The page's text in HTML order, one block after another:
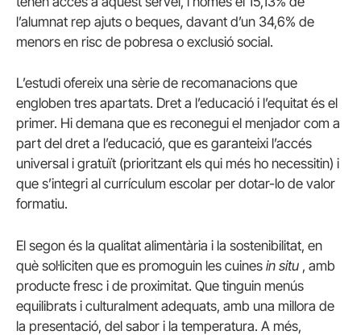
l’alumnat rep ajuts o beques, davant d’un 34,6% de
menors en risc de pobresa o exclusió social.
L’estudi ofereix una sèrie de recomanacions que
engloben tres apartats. Dret a l’educació i l’equitat és el
primer. Hi demana que es reconegui el menjador com a
part del dret a l’educació, que es garanteixi l’accés
universal i gratuït (prioritzant els qui més ho necessitin) i
que s’integri al currículum escolar per dotar-lo de valor
formatiu.
El segon és la qualitat alimentària i la sostenibilitat, en
què sol·liciten que es promoguin les cuines in situ , amb
producte fresc i de proximitat. Que tinguin menús
equilibrats i culturalment adequats, amb una millora de
la presentació, del sabor i la temperatura. A més,